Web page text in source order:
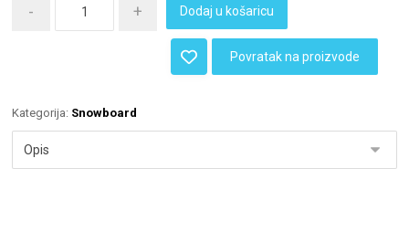
- + Dodaj u košaricu
Povratak na proizvode
Kategorija: Snowboard